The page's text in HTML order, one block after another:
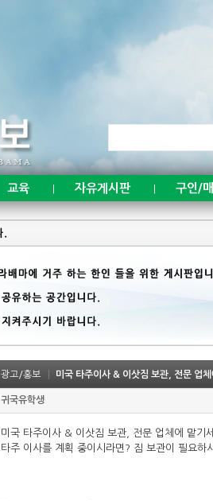
교육 자유게시판 구인/
광고/홍보 미국 타주이사 & 이삿짐 보관, 전문 업
귀국유학생
미국 타주이사 & 이삿짐 보관, 전문 업체에 맡기
타주 이사를 계획 중이시라면? 짐 보관이 필요하